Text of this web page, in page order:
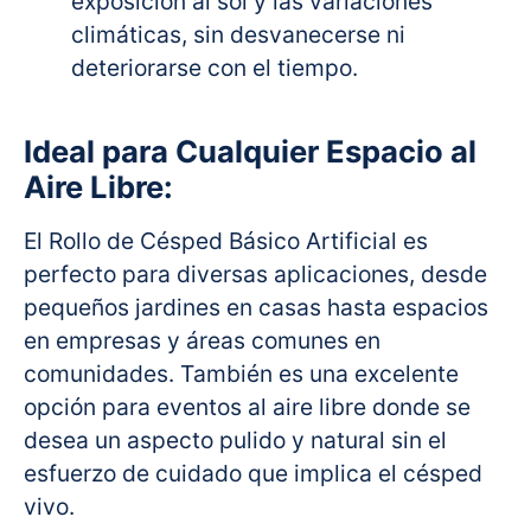
climáticas, sin desvanecerse ni
deteriorarse con el tiempo.
Ideal para Cualquier Espacio al
Aire Libre:
El Rollo de Césped Básico Artificial es
perfecto para diversas aplicaciones, desde
pequeños jardines en casas hasta espacios
en empresas y áreas comunes en
comunidades. También es una excelente
opción para eventos al aire libre donde se
desea un aspecto pulido y natural sin el
esfuerzo de cuidado que implica el césped
vivo.